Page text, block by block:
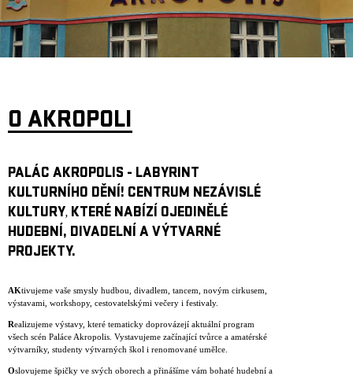
O AKROPOLI
PALÁC AKROPOLIS - LABYRINT
KULTURNÍHO DĚNÍ! CENTRUM NEZÁVISLÉ
KULTURY, KTERÉ NABÍZÍ OJEDINĚLÉ
HUDEBNÍ, DIVADELNÍ A VÝTVARNÉ
PROJEKTY.
AKtivujeme vaše smysly hudbou, divadlem, tancem, novým cirkusem,
výstavami, workshopy, cestovatelskými večery i festivaly.
Realizujeme výstavy, které tematicky doprovázejí aktuální program
všech scén Paláce Akropolis. Vystavujeme začínající tvůrce a amatérské
výtvarníky, studenty výtvarných škol i renomované umělce.
Oslovujeme špičky ve svých oborech a přinášíme vám bohaté hudební a